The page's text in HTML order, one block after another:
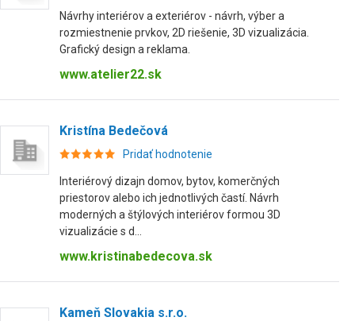
Návrhy interiérov a exteriérov - návrh, výber a
rozmiestnenie prvkov, 2D riešenie, 3D vizualizácia.
Grafický design a reklama.
www.atelier22.sk
Kristína Bedečová
Pridať hodnotenie
Interiérový dizajn domov, bytov, komerčných
priestorov alebo ich jednotlivých častí. Návrh
moderných a štýlových interiérov formou 3D
vizualizácie s d...
www.kristinabedecova.sk
Kameň Slovakia s.r.o.